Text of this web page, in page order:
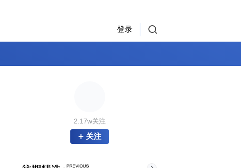
登录
2.17w关注
关注